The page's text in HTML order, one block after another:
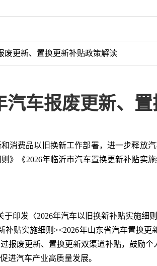
废更新、置换更新补贴政策解读
汽车报废更新、
消费品以旧换新工作部署，进一步释放
》《2026年临沂市汽车置换更新补贴实
印发〈2026年汽车以旧换新补贴实施细
补贴实施细则><2026年山东省汽车置换
报废更新、置换更新双渠道补贴，鼓励
进汽车产业高质量发展。